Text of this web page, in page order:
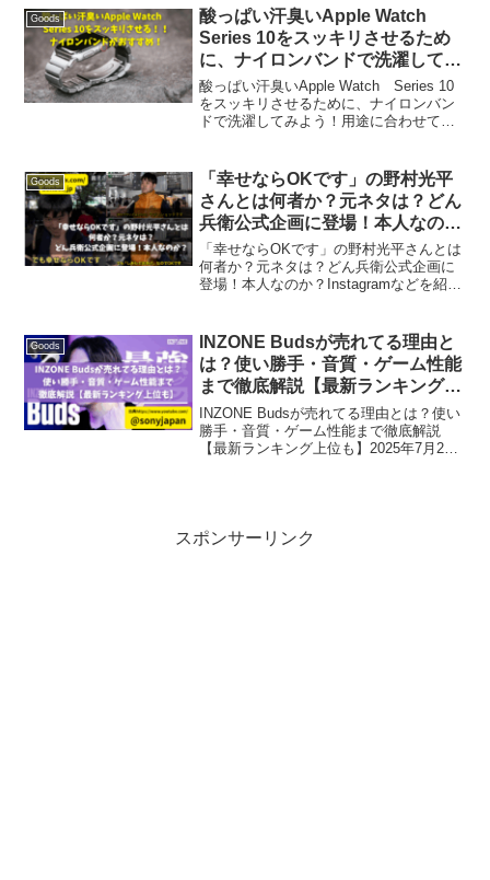
聞いたことがあるけれど、どんなアイテ
ムなのか知らない方...
Goods
酸っぱい汗臭いApple Watch
Series 10をスッキリさせるため
に、ナイロンバンドで洗濯してみ
よう！用途に合わせて取り替えも
おすすめ
酸っぱい汗臭いApple Watch Series 10
をスッキリさせるために、ナイロンバン
ドで洗濯してみよう！用途に合わせて取
ど） のバンドについてのお話...
Goods
「幸せならOKです」の野村光平
さんとは何者か？元ネタは？どん
兵衛公式企画に登場！本人なの
か？Instagramなどを紹介
「幸せならOKです」の野村光平さんとは
何者か？元ネタは？どん兵衛公式企画に
登場！本人なのか？Instagramなどを紹介
んが、日清食品「どん兵衛」の公式キャ
ンペー...
Goods
INZONE Budsが売れてる理由と
は？使い勝手・音質・ゲーム性能
まで徹底解説【最新ランキング上
位も】
INZONE Budsが売れてる理由とは？使い
勝手・音質・ゲーム性能まで徹底解説
【最新ランキング上位も】2025年7月24
スポンサーリンク